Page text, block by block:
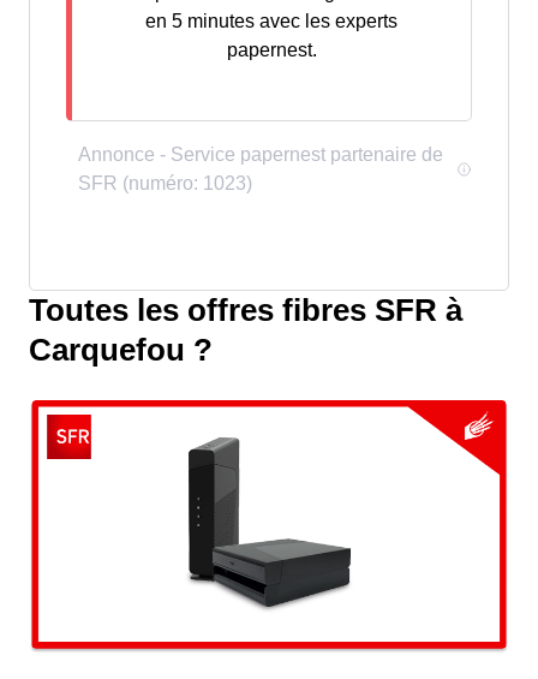
en 5 minutes avec les experts
papernest.
Toutes les offres fibres SFR à
Carquefou ?